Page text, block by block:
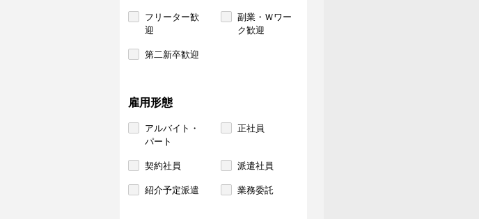
フリーター歓
迎
副業・Ｗワー
ク歓迎
第二新卒歓迎
雇用形態
アルバイト・
パート
正社員
契約社員 派遣社員
紹介予定派遣 業務委託